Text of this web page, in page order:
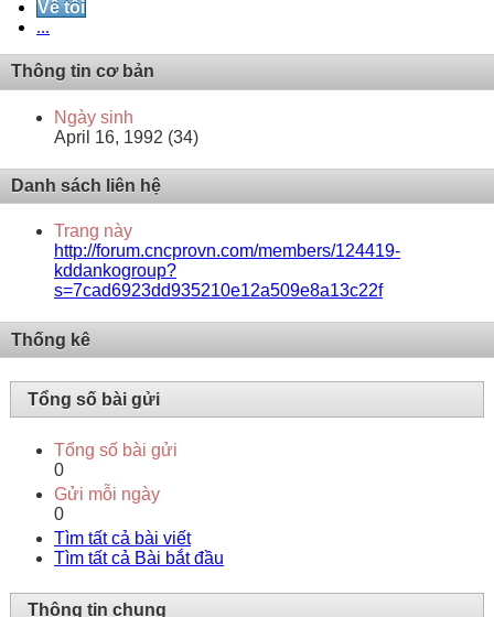
Về tôi
...
Thông tin cơ bản
Ngày sinh
April 16, 1992 (34)
Danh sách liên hệ
Trang này
http://forum.cncprovn.com/members/124419-
kddankogroup?
s=7cad6923dd935210e12a509e8a13c22f
Thống kê
Tổng số bài gửi
Tổng số bài gửi
0
Gửi mỗi ngày
0
Tìm tất cả bài viết
Tìm tất cả Bài bắt đầu
Thông tin chung